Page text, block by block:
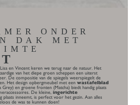
ONDER
DAK MET
en Vincent keren we terug naar de natuur. Het
van het diepe groen scheppen een uiterst
De compositie van de spiegels weerspiegelt de
Het design opbergmeubel met een wastafelblad
Grey) en groene fronten (Matcha) biedt handig plaats
De kleine, ingerichte
plaats inneemt, is perfect voor het gezin. Aan alles
de was te kunnen doen!